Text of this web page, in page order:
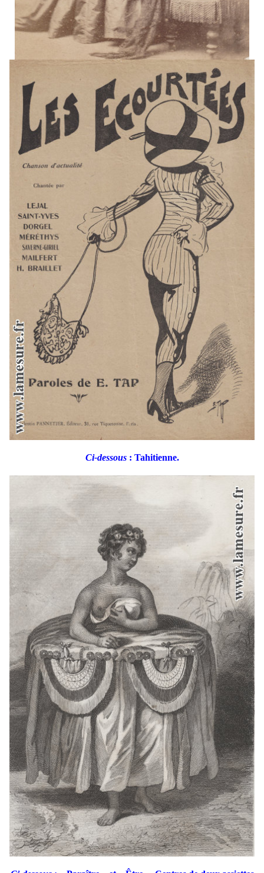
Ci-dessous: Tahitienne.